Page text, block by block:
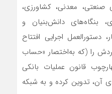
صنعتی، معدنی، کشاورزی،
بنگاه‌های دانش‌بنیان و
اجرایی افتتاح
را (که به‌اختصار «حساب
قانون عملیات بانکی
آن، تدوین کرده و به شبکه